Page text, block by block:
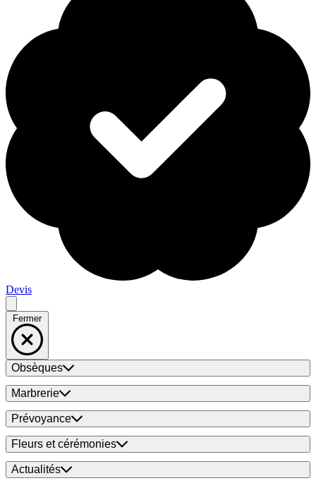
Devis
Fermer
Obsèques
Marbrerie
Prévoyance
Fleurs et cérémonies
Actualités